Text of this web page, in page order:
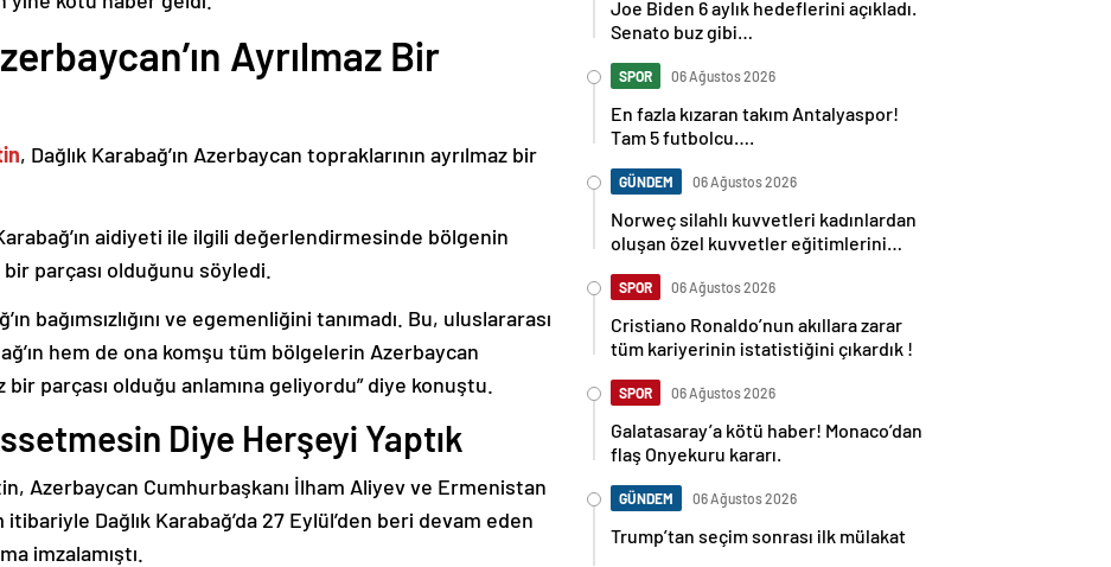
Ayrılmaz Bir
, Dağlık Karabağ’ın Azerbaycan topraklarının ayrılmaz bir
aidiyeti ile ilgili değerlendirmesinde bölgenin
bir parçası olduğunu söyledi.
bağımsızlığını ve egemenliğini tanımadı. Bu, uluslararası
hem de ona komşu tüm bölgelerin Azerbaycan
bir parçası olduğu anlamına geliyordu” diye konuştu.
Diye Herşeyi Yaptık
Azerbaycan Cumhurbaşkanı İlham Aliyev ve Ermenistan
itibariyle Dağlık Karabağ’da 27 Eylül’den beri devam eden
imzalamıştı.
Joe Biden 6 aylık hedeflerini açıkladı.
Senato buz gibi…
SPOR 06 Ağustos 2026
En fazla kızaran takım Antalyaspor!
Tam 5 futbolcu….
GÜNDEM 06 Ağustos 2026
Norweç silahlı kuvvetleri kadınlardan
oluşan özel kuvvetler eğitimlerini
SPOR 06 Ağustos 2026
Cristiano Ronaldo’nun akıllara zarar
tüm kariyerinin istatistiğini çıkardık !
SPOR 06 Ağustos 2026
Galatasaray’a kötü haber! Monaco’dan
flaş Onyekuru kararı.
GÜNDEM 06 Ağustos 2026
Trump’tan seçim sonrası ilk mülakat